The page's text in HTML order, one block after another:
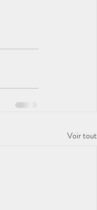
Voir tout